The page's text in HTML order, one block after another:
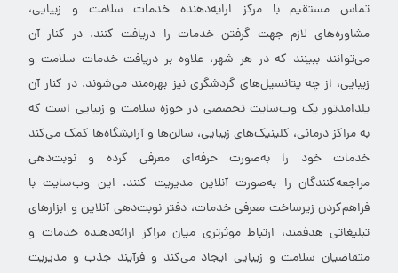
تماس مستقیم با مرکز ارایه‌دهنده خدمات سلامت و زیبایی،
مشاوره‌های لازم جهت گرفتن خدمات را دریافت کنند. در کنار آن
می‌توانند ببینند که در هر شهر، علاوه بر دریافت خدمات سلامت و
زیبایی، از چه پتانسیل‌های گردشگری نیز بهره‌مند می‌شوند. در کنار آن
یلدامدتور یک وب‌سایت تخصصی در حوزه سلامت و زیبایی است که
به مراکز درمانی، کلینیک‌های زیبایی، سالن‌ها و آرایشگاه‌ها کمک می‌کند
خدمات خود را به‌صورت حرفه‌ای معرفی کرده و نوبت‌دهی
مراجعه‌کنندگان را به‌صورت آنلاین مدیریت کنند. این وب‌سایت با
فراهم‌کردن زیرساخت معرفی خدمات، دفتر نوبت‌دهی آنلاین و ابزارهای
تبلیغاتی هدفمند، ارتباط موثرتری میان مراکز ارائه‌دهنده خدمات و
متقاضیان سلامت و زیبایی ایجاد می‌کند و فرآیند جذب و مدیریت